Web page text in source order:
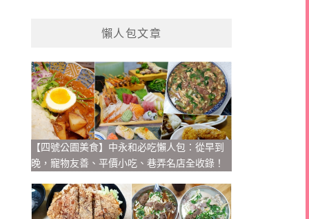
懶人包文章
【四號公園美食】中永和必吃懶人包：從早到
晚，寵物友善、平價小吃、巷弄名店全收錄！